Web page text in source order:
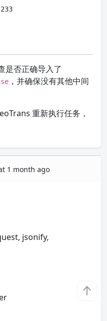
是否正确导入了
，并确保没有其他中间
重新执行任务，
1 month ago
jsonify,
↑